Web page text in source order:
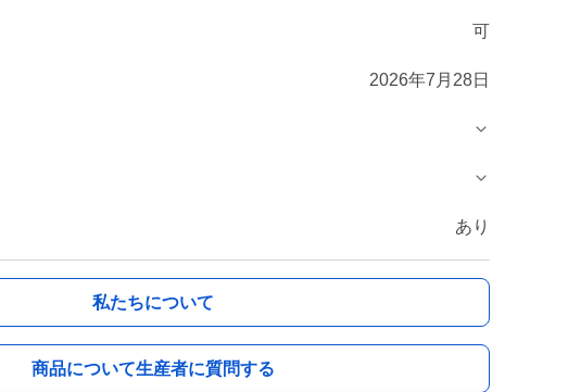
可
2026年7月28日
あり
私たちについて
商品について生産者に質問する